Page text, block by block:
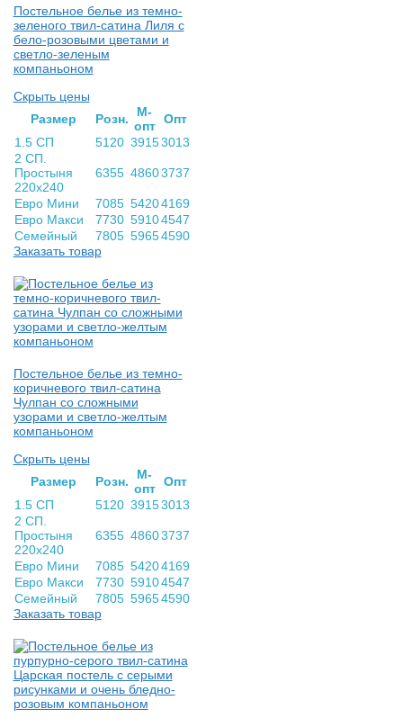
Постельное белье из темно-
зеленого твил-сатина Лиля с
бело-розовыми цветами и
светло-зеленым
компаньоном
Скрыть цены
Раз­мер
Розн.
М-
опт Опт
1.5 СП
5120 39153013
2 СП.
Простыня
220х240
6355 48603737
Евро Мини 7085 54204169
Евро Макси
7730 59104547
Семейный
7805 59654590
Заказать товар
Постельное белье из темно-
коричневого твил-сатина
Чулпан со сложными
узорами и светло-желтым
компаньоном
Скрыть цены
Раз­мер
Розн.
М-
опт Опт
1.5 СП
5120 39153013
2 СП.
Простыня
220х240
6355 48603737
Евро Мини 7085 54204169
Евро Макси
7730 59104547
Семейный
7805 59654590
Заказать товар